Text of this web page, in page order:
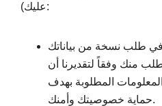
عليك):
طلب نسخة من بياناتك
منك وفقاً لتقديرنا أن
المطلوبة بهدف
حماية خصوصيتك وأمنك.